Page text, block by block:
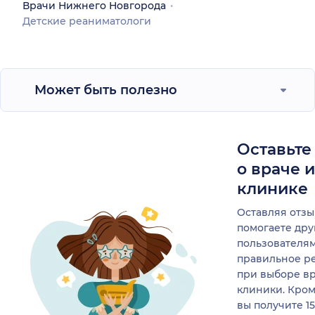
Врачи Нижнего Новгорода
Детские реаниматологи
Может быть полезно
о враче
клинике
Оставляя
помогаете
правильное
при выборе
клиники.
вы получите